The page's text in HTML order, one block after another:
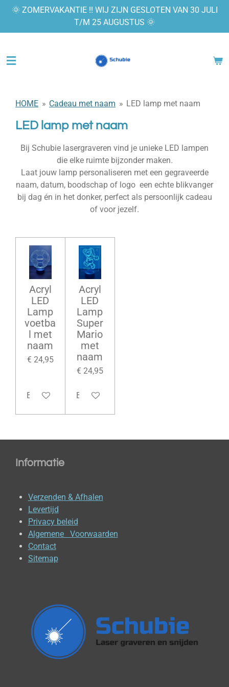
Ga
naar
hoofdinhoud
🌞 ZOMERVAKANTIE !! WIJ ZIJN GESLOTEN VAN 30 JULI
T/M 25 AUGUSTUS 🌞
HOME » Cadeau met naam » LED lamp met naam
LED lamp met naam
Bij Schubie lasergraveren vind je unieke LED lampen
die elke ruimte bijzonder maken.
Laat jouw lamp personaliseren met een gegraveerde
naam, datum, boodschap of logo een echte blikvanger
bij dag én in het donker, perfect als persoonlijk cadeau
of voor jezelf.
Acryl
LED
Lamp
voetba
l met
naam
€ 24,95
Bekijk details
Acryl
LED
Lamp
Super
Mario
met
naam
€ 24,95
Bekijk details
Informatie
Verzenden & Afhalen
Levertijd
Privacy beleid
Algemene Voorwaarden
Contact
Sitemap